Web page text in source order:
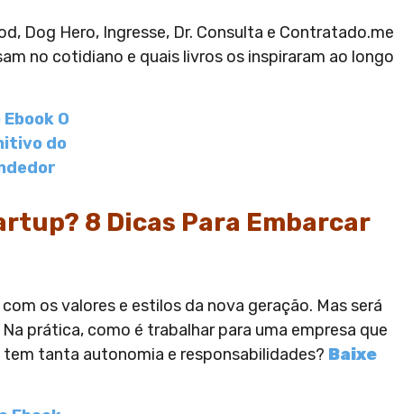
Dog Hero, Ingresse, Dr. Consulta e Contratado.me
no cotidiano e quais livros os inspiraram ao longo
8 Dicas Para Embarcar
os valores e estilos da nova geração. Mas será
prática, como é trabalhar para uma empresa que
tanta autonomia e responsabilidades? Baixe